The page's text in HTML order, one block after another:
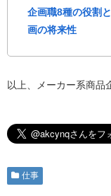
企画職8種の役割
画の将来性
以上、メーカー系商品
仕事